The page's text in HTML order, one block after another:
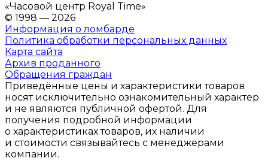
«Часовой центр Royal Time»
© 1998 — 2026
Информация о ломбарде
Политика обработки персональных данных
Карта сайта
Архив проданного
Обращения граждан
Приведённые цены и характеристики товаров
носят исключительно ознакомительный характер
и не являются публичной офертой. Для
получения подробной информации
о характеристиках товаров, их наличии
и стоимости связывайтесь с менеджерами
компании.